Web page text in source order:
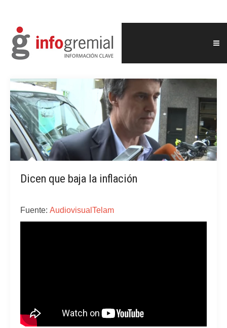
Dicen que baja la inflación
Fuente: AudiovisualTelam